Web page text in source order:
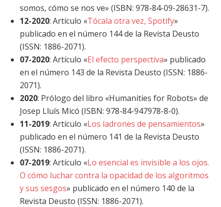
somos, cómo se nos ve» (ISBN: 978-84-09-28631-7).
12-2020: Artículo «Tócala otra vez, Spotify»
publicado en el número 144 de la Revista Deusto
(ISSN: 1886-2071).
07-2020: Artículo «El efecto perspectiva» publicado
en el número 143 de la Revista Deusto (ISSN: 1886-
2071).
2020: Prólogo del libro «Humanities for Robots» de
Josep Lluís Micó (ISBN: 978-84-947978-8-0).
11-2019: Artículo «Los ladrones de pensamientos»
publicado en el número 141 de la Revista Deusto
(ISSN: 1886-2071).
07-2019: Artículo «Lo esencial es invisible a los ojos.
O cómo luchar contra la opacidad de los algoritmos
y sus sesgos» publicado en el número 140 de la
Revista Deusto (ISSN: 1886-2071).